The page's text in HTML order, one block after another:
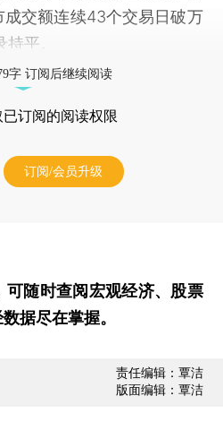
交额连续43个交易日破万
平。
字 订阅后继续阅读
已订阅的阅读权限
订阅/会员升级
可随时查阅宏观经济、股票
据尽在掌握。
责任编辑：覃洁
版面编辑：覃洁